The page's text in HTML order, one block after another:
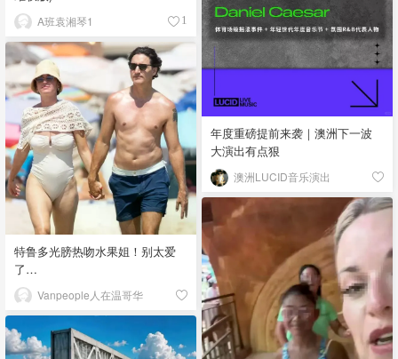
年度重磅提前来袭｜澳洲下一波
大演出有点狠
澳洲LUCID音乐演出
A班袁湘琴1 1
特鲁多光膀热吻水果姐！别太爱
了…
Vanpeople人在温哥华